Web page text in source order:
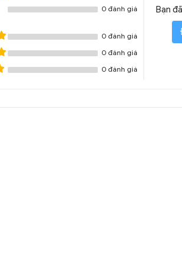
0 đánh giá
0 đánh giá
0 đánh giá
0 đánh giá
Bạn